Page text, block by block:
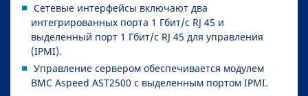
Сетевые интерфейсы включают два
интегрированных порта 1 Гбит/с RJ 45 и
выделенный порт 1 Гбит/с RJ 45 для управления
(IPMI).
Управление сервером обеспечивается модулем
BMC Aspeed AST2500 с выделенным портом IPMI.